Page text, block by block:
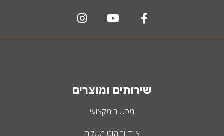
שירותים ומוצרים
מכשור מקצועי
ציוד וריהוט משלים